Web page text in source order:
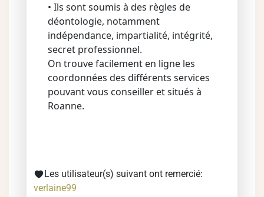
• Ils sont soumis à des règles de
déontologie, notamment
indépendance, impartialité, intégrité,
secret professionnel.
On trouve facilement en ligne les
coordonnées des différents services
pouvant vous conseiller et situés à
Roanne.
Les utilisateur(s) suivant ont remercié:
verlaine99